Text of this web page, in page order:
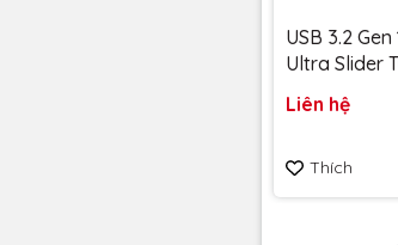
USB 3.2
Ultra Slider
SDCZ480-
Liên hệ
Thích